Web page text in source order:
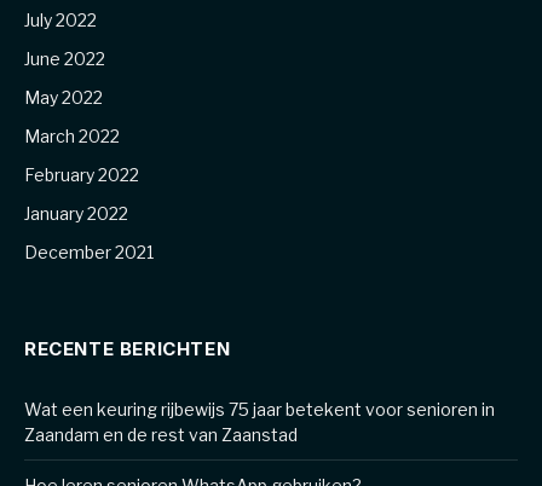
July 2022
June 2022
May 2022
March 2022
February 2022
January 2022
December 2021
RECENTE BERICHTEN
Wat een keuring rijbewijs 75 jaar betekent voor senioren in
Zaandam en de rest van Zaanstad